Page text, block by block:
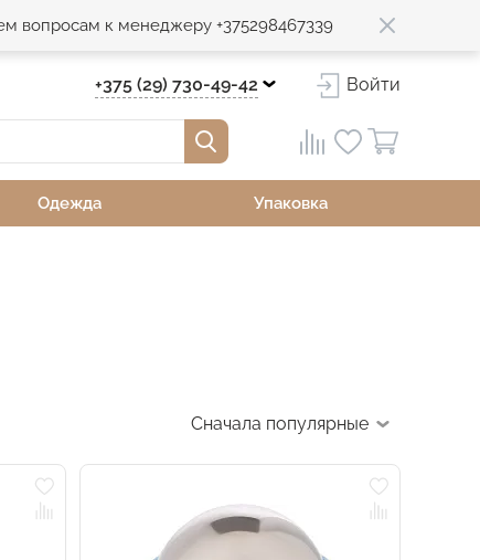
вопросам к менеджеру +375298467339
+375 (29) 730-49-42 Войти
Одежда Упаковка
Сначала популярные